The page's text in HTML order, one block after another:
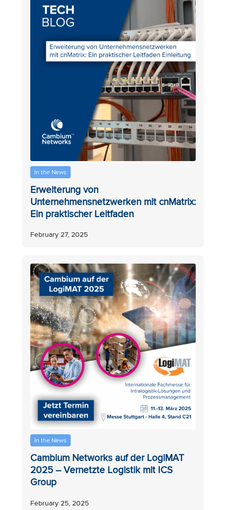
In the News
Erweiterung von
Unternehmensnetzwerken mit cnMatrix:
Ein praktischer Leitfaden
February 27, 2025
In the News
Cambium Networks auf der LogiMAT
2025 – Vernetzte Logistik mit ICS
Group
February 25, 2025